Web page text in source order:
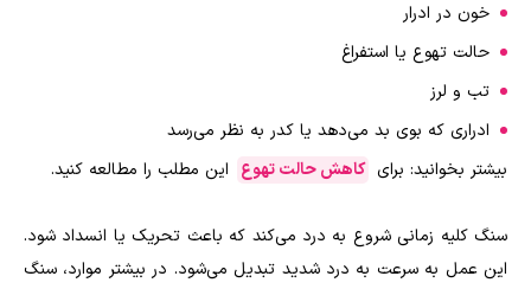
خون در ادرار
حالت تهوع یا استفراغ
تب و لرز
ادراری که بوی بد می‌دهد یا کدر به نظر می‌رسد
بیشتر بخوانید: برای کاهش حالت تهوع این مطلب را مطالعه کنید.
سنگ کلیه زمانی شروع به درد می‌کند که باعث تحریک یا انسداد شود.
این عمل به سرعت به درد شدید تبدیل می‌شود. در بیشتر موارد، سنگ